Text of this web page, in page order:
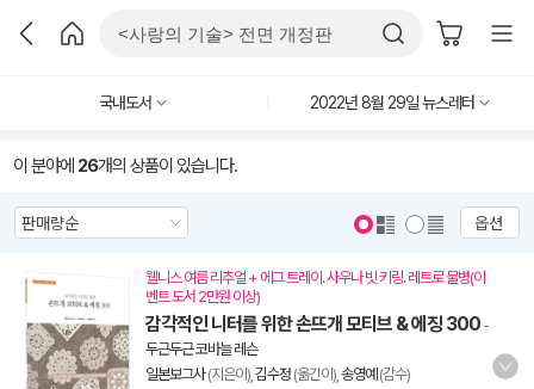
국내도서 2022년 8월 29일 뉴스레터
이 분야에 26개의 상품이 있습니다.
옵션
웰니스 여름 리추얼 + 에그 트레이. 사우나 빗 키링. 레트로 물병(이
벤트 도서 2만원 이상)
감각적인 니터를 위한 손뜨개 모티브 & 에징 300 -
두근두근 코바늘 레슨
일본보그사(지은이), 김수정 (옮긴이), 송영예 (감수)